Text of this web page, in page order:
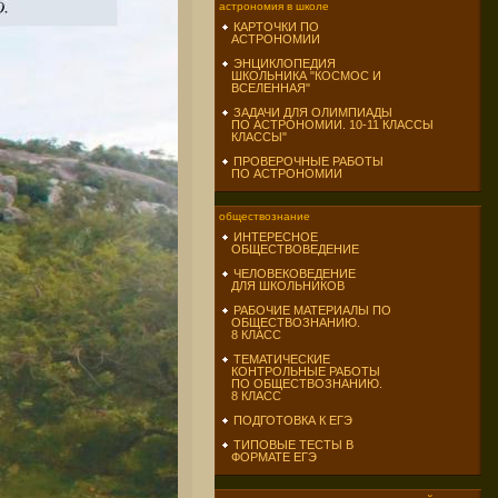
астрономия в школе
КАРТОЧКИ ПО
АСТРОНОМИИ
ЭНЦИКЛОПЕДИЯ
ШКОЛЬНИКА "КОСМОС И
ВСЕЛЕННАЯ"
ЗАДАЧИ ДЛЯ ОЛИМПИАДЫ
ПО АСТРОНОМИИ. 10-11 КЛАССЫ
КЛАССЫ"
ПРОВЕРОЧНЫЕ РАБОТЫ
ПО АСТРОНОМИИ
обществознание
ИНТЕРЕСНОЕ
ОБЩЕСТВОВЕДЕНИЕ
ЧЕЛОВЕКОВЕДЕНИЕ
ДЛЯ ШКОЛЬНИКОВ
РАБОЧИЕ МАТЕРИАЛЫ ПО
ОБЩЕСТВОЗНАНИЮ.
8 КЛАСС
ТЕМАТИЧЕСКИЕ
КОНТРОЛЬНЫЕ РАБОТЫ
ПО ОБЩЕСТВОЗНАНИЮ.
8 КЛАСС
ПОДГОТОВКА К ЕГЭ
ТИПОВЫЕ ТЕСТЫ В
ФОРМАТЕ ЕГЭ